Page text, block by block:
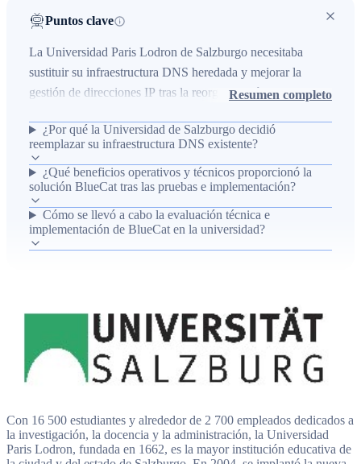
Puntos clave
La Universidad Paris Lodron de Salzburgo necesitaba
sustituir su infraestructura DNS heredada y mejorar la
gestión de direcciones IP tras la reorganización universitaria
Universidades de 2002. Tras evaluar opciones DDI con
Schoeller Network Control, la universidad probó e
implantó la solución integral BlueCat (servidor
DNS/DHCP y BlueCat Address Manager) en VMware,
resolviendo problemas de configuración manual,
mejorando flujos de trabajo entre soporte TI y
administradores de red, y ofreciendo alta disponibilidad y
documentación y gestión de IP, redujo errores manuales y
facilitó la coexistencia y migración hacia IPv6.
Resumen completo
¿Por qué la Universidad de Salzburgo decidió
reemplazar su infraestructura DNS existente?
¿Qué beneficios operativos y técnicos proporcionó la
solución BlueCat tras las pruebas e implementación?
Cómo se llevó a cabo la evaluación técnica e
implementación de BlueCat en la universidad?
Con 16 500 estudiantes y alrededor de 2 700 empleados dedicados a
la investigación, la docencia y la administración, la Universidad
Paris Lodron, fundada en 1662, es la mayor institución educativa de